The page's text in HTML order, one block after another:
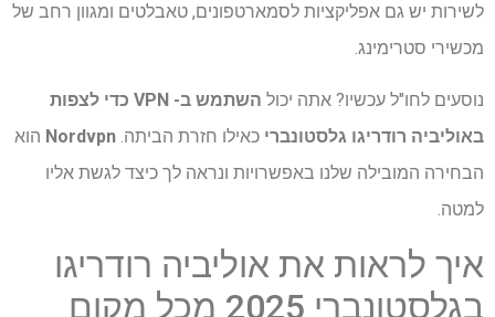
לשירות יש גם אפליקציות לסמארטפונים, טאבלטים ומגוון רחב של
מכשירי סטרימינג.
נוסעים לחו"ל עכשיו? אתה יכול
השתמש ב- VPN כדי לצפות
באוליביה רודריגו גלסטונברי כאילו חזרת הביתה. Nordvpn הוא
הבחירה המובילה שלנו באפשרויות ונראה לך כיצד לגשת אליו
למטה.
איך לראות את אוליביה רודריגו
בגלסטונברי 2025 מכל מקום